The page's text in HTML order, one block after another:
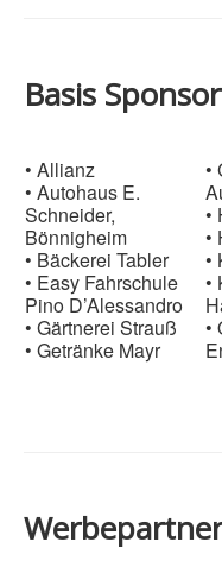
Basis
• Allianz
• Autohaus E.
Schneider,
Bönnigheim
• Bäckerei Tabler
• Easy Fahrschule
Pino D’Alessandro
• Gärtnerei Strauß
• Getränke Mayr
•
•
•
•
•
•
Werbepartner